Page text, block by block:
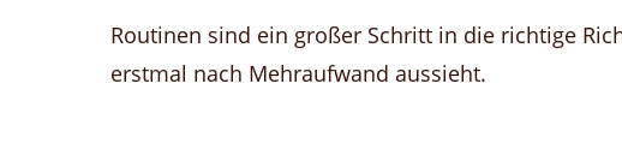
Routinen sind ein großer Schritt in die richtige
erstmal nach Mehraufwand aussieht.